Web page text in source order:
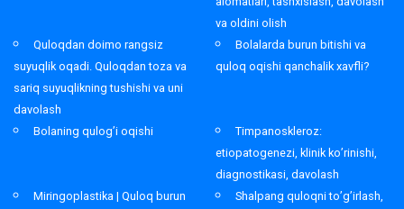
va oldini olish
Quloqdan doimo rangsiz
suyuqlik oqadi. Quloqdan toza va
sariq suyuqlikning tushishi va uni
davolash
Bolalarda burun bitishi va
quloq oqishi qanchalik xavfli?
Bolaning qulog’i oqishi
Timpanoskleroz:
etiopatogenezi, klinik ko’rinishi,
diagnostikasi, davolash
Miringoplastika | Quloq burun
Shalpang quloqni to’g’irlash,